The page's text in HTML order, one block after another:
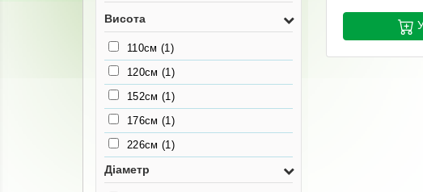
Висота
110см (1)
120см (1)
152см (1)
176см (1)
226см (1)
Діаметр